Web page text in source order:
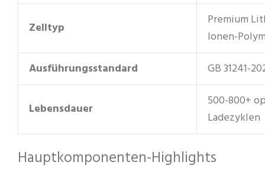
Zelltyp
Premium
Ionen-
Ausführungsstandard
GB 31241-
Lebensdauer
500-800+
Ladezyklen
Hauptkomponenten-Highlights